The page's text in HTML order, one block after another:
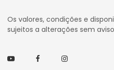
Os valores, condições e
sujeitos a alterações sem
YoutubeFacebookInstagram